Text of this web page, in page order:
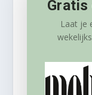
Laat je
wekelijks